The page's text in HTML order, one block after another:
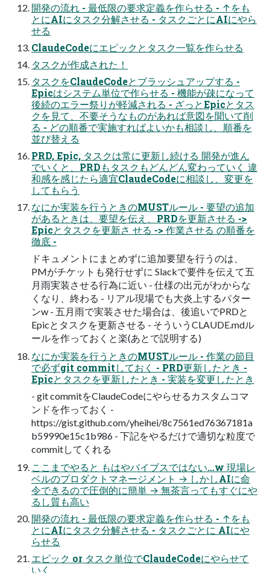
開発の流れ - 最低限の要求定義を作らせる - ↑をも
とにAIにタスク分解させる - タスクごとにAIにやら
せる
ClaudeCodeにエピックとタスク一覧を作らせる
タスクが作成された！
タスクをClaudeCodeとブラッシュアップする -
Epicはシステム単位で作らせる - 機能が疎になって
後続のエラー祭りが軽減される - ざっとEpicとタス
クを見て、不要そうなものがあれば意図を聞いて削
る - どの順番で実施すればよいかも相談し、順番を
並び替える
PRD, Epic, タスクは常に更新し続ける 開発が進ん
でいくと、PRDもタスクもどんどん変わっていく 違
和感を感じたら適宜ClaudeCodeに相談し、変更を
してもらう
なにか実装を行うときのMUSTルール - 要望の追加
があるときは、要望を伝え、PRDを更新させる ->
Epicとタスクを更新さ せる -> 作業させる の順番を
徹底 -
ドキュメントにまとめずに追加要望を行うのは、
PMがチケットも発行せずに Slackで要件を伝えて五
月雨実装させる行為に近い - 仕様の出元がわからな
くなり、終わる - リアル現場でも大炎上するパター
ンw - 五月雨で実装させた場合は、後追いでPRDと
Epicとタスクを更新させる - そういうCLAUDE.mdル
ールを作っておくと楽(あとで説明する)
なにか実装を行うときのMUSTルール - 作業の節目
で必ずgit commitしておく - PRD更新したとき -
Epicとタスクを更新したとき - 実装を変更したとき
- git commitをClaudeCodeにやらせるカスタムコマ
ンドを作っておく -
https://gist.github.com/yheihei/8c7561ed76367181a
b59990e15c1b986 - 下記をやるだけで適切な粒度で
commitしてくれる
ここまでやると もはやバイブスではない...w 現場レ
ベルのプロダクトマネージメント → しかしAIに命
令できるので圧倒的に簡単 → 無茶言ってもすぐにや
るし質も高い
開発の流れ - 最低限の要求定義を作らせる - ↑をも
とにAIにタスク分解させる - タスクごとに AIにや
らせる
エピック or タスク単位でClaudeCodeにやらせて
いく